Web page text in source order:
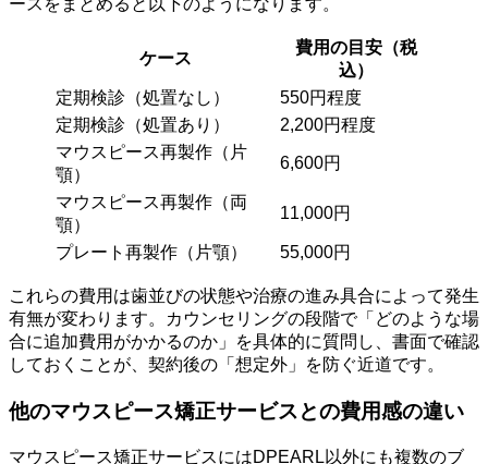
ースをまとめると以下のようになります。
ケース
費用の目安（税
込）
定期検診（処置なし）
550円程度
定期検診（処置あり）
2,200円程度
マウスピース再製作（片
顎）
6,600円
マウスピース再製作（両
顎）
11,000円
プレート再製作（片顎） 55,000円
これらの費用は歯並びの状態や治療の進み具合によって発生
有無が変わります。カウンセリングの段階で「どのような場
合に追加費用がかかるのか」を具体的に質問し、書面で確認
しておくことが、契約後の「想定外」を防ぐ近道です。
他のマウスピース矯正サービスとの費用感の違い
マウスピース矯正サービスにはDPEARL以外にも複数のブ